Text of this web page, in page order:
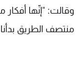
وقالت: "إنّها أفكار
منتصف الطريق